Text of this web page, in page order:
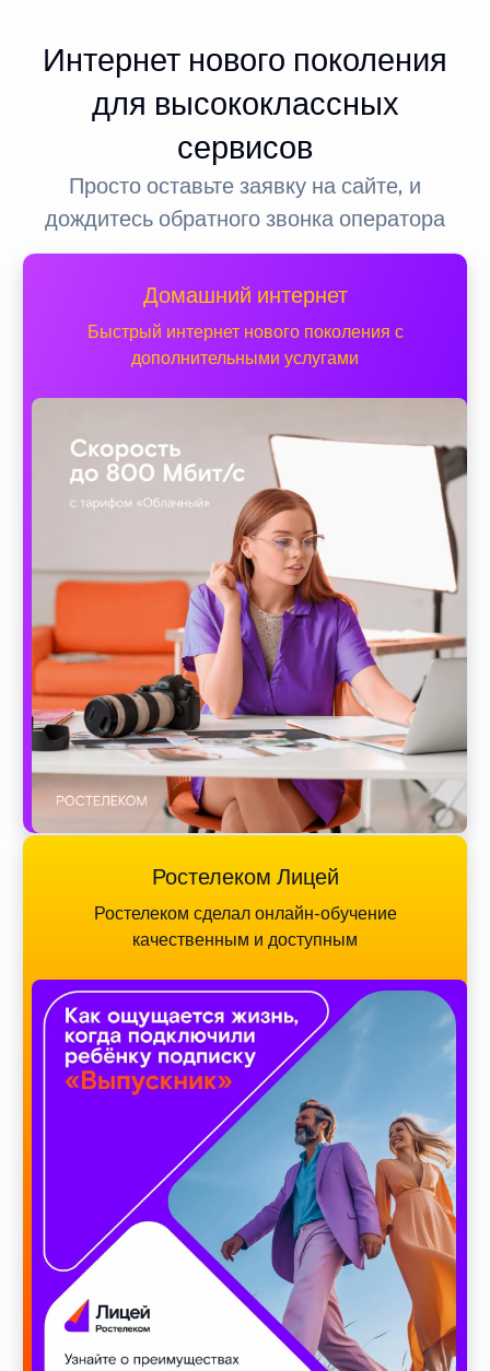
Интернет нового поколения
для высококлассных
сервисов
Просто оставьте заявку на сайте, и
дождитесь обратного звонка оператора
Домашний интернет
Быстрый интернет нового поколения с
дополнительными услугами
Ростелеком Лицей
Ростелеком сделал онлайн-обучение
качественным и доступным